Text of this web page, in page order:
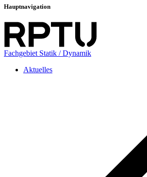
Hauptnavigation
Fachgebiet Statik / Dynamik
Aktuelles